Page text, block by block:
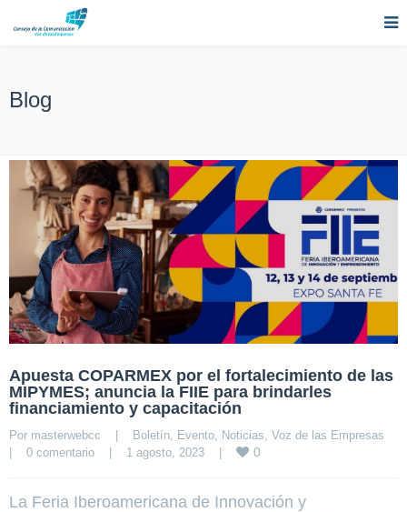
Blog
Apuesta COPARMEX por el fortalecimiento de las
MIPYMES; anuncia la FIIE para brindarles
financiamiento y capacitación
Por masterwebcc | Boletín Evento Noticias Voz de las Empresas
|
0 comentario | 1 agosto, 2023 | 0
La Feria Iberoamericana de Innovación y